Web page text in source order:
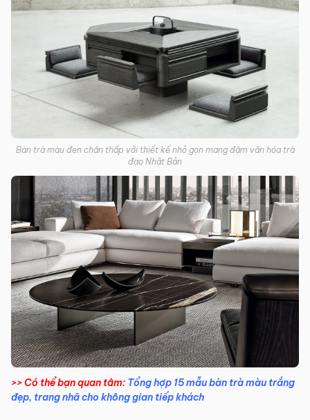
Bàn trà màu đen chân thấp với thiết kế nhỏ gọn mang đậm văn hóa trà
đạo Nhật Bản
>> Có thể bạn quan tâm: Tổng hợp 15 mẫu bàn trà màu trắng
đẹp, trang nhã cho không gian tiếp khách